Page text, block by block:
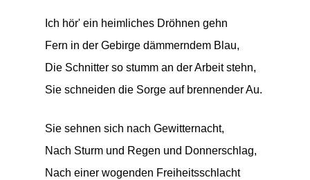
Ich hör' ein heimliches Dröhnen gehn
Fern in der Gebirge dämmerndem Blau,
Die Schnitter so stumm an der Arbeit stehn,
Sie schneiden die Sorge auf brennender Au.
Sie sehnen sich nach Gewitternacht,
Nach Sturm und Regen und Donnerschlag,
Nach einer wogenden Freiheitsschlacht